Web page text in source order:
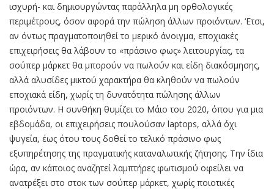
ισχυρή- και δημιουργώντας παράλληλα μη ορθολογικές
περιμέτρους, όσον αφορά την πώληση άλλων προιόντων. ‘Ετσι,
αν όντως πραγματοποιηθεί το μερικό άνοιγμα, εποχιακές
επιχειρήσεις θα λάβουν το «πράσινο φως» λειτουργίας, τα
σούπερ μάρκετ θα μπορούν να πωλούν και είδη διακόσμησης,
αλλά αλυσίδες μικτού χαρακτήρα θα κληθούν να πωλούν
εποχιακά είδη, χωρίς τη δυνατότητα πώλησης άλλων
προιόντων. Η συνθήκη θυμίζει το Μάιο του 2020, όπου για μια
εβδομάδα, οι επιχειρήσεις πουλούσαν laptops, αλλά όχι
ψυγεία, έως ότου τους δοθεί το τελικό πράσινο φως
εξυπηρέτησης της πραγματικής καταναλωτικής ζήτησης. Την ίδια
ώρα, αν κάποιος αναζητεί λαμπτήρες φωτισμού οφείλει να
ανατρέξει στο στοκ των σούπερ μάρκετ, χωρίς ποιοτικές